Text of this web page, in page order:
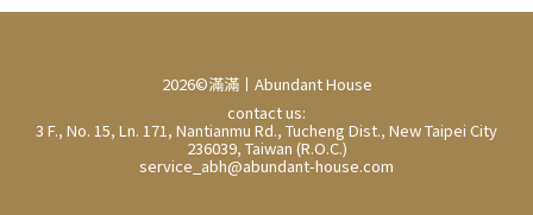
2026©滿滿丨Abundant House
contact us:
3 F., No. 15, Ln. 171, Nantianmu Rd., Tucheng Dist., New Taipei City
236039, Taiwan (R.O.C.)
service_abh@abundant-house.com